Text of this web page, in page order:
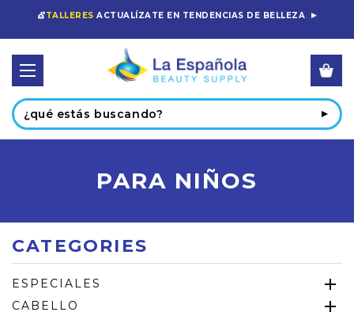
💇TALLERES ACTUALÍZATE EN TENDENCIAS DE BELLEZA
Buscar
PARA NIÑOS
CATEGORIES
ESPECIALES
CABELLO